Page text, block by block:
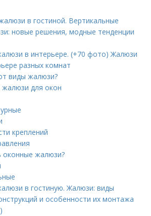
в гостиной. Вертикальные
новые решения, модные тенденции
в интерьере. (+70 фото) Жалюзи
разных комнат
виды жалюзи?
жалюзи для окон
креплений
оконные жалюзи?
в гостиную. Жалюзи: виды
и особенности их монтажа